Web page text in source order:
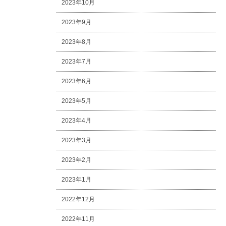
2023年10月
2023年9月
2023年8月
2023年7月
2023年6月
2023年5月
2023年4月
2023年3月
2023年2月
2023年1月
2022年12月
2022年11月